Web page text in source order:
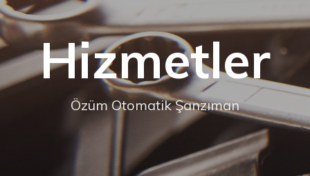
Hizmetler
Özüm Otomatik Şanzıman